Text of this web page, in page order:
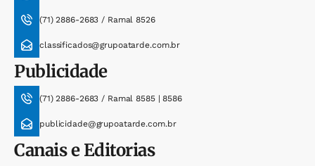
(71) 2886-2683 / Ramal 8526
classificados@grupoatarde.com.br
Publicidade
(71) 2886-2683 / Ramal 8585 | 8586
publicidade@grupoatarde.com.br
Canais e Editorias